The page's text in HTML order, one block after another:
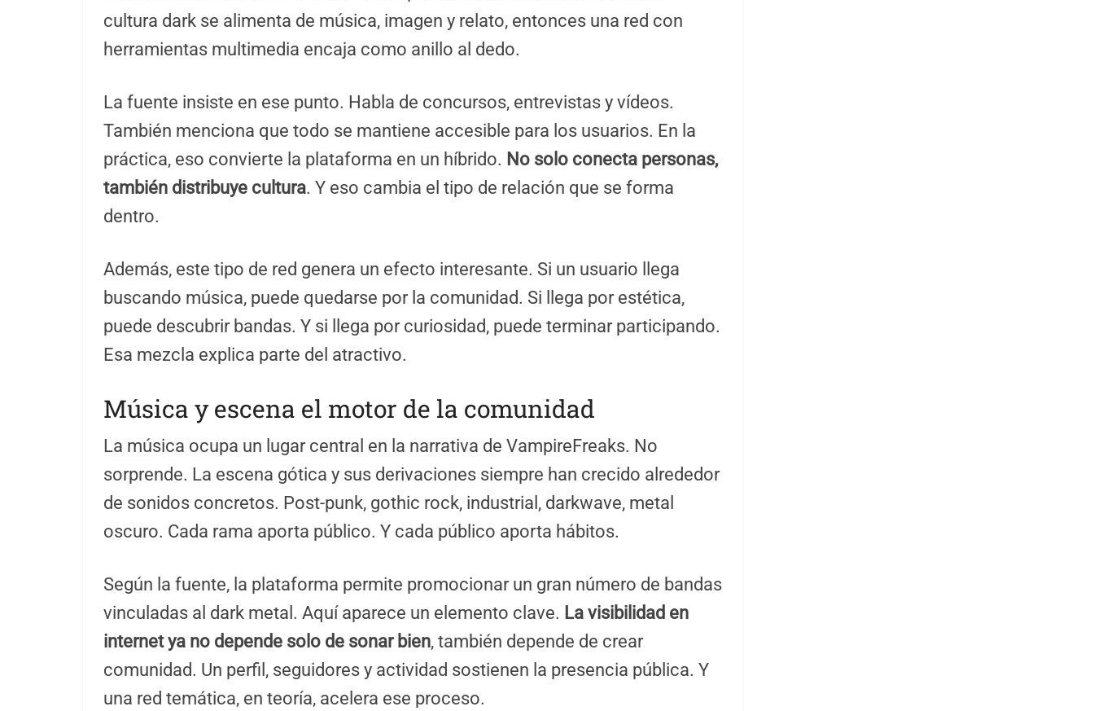
cultura dark se alimenta de música, imagen y relato, entonces una red con
herramientas multimedia encaja como anillo al dedo.
La fuente insiste en ese punto. Habla de concursos, entrevistas y vídeos.
También menciona que todo se mantiene accesible para los usuarios. En la
práctica, eso convierte la plataforma en un híbrido. No solo conecta personas,
también distribuye cultura. Y eso cambia el tipo de relación que se forma
dentro.
Además, este tipo de red genera un efecto interesante. Si un usuario llega
buscando música, puede quedarse por la comunidad. Si llega por estética,
puede descubrir bandas. Y si llega por curiosidad, puede terminar participando.
Esa mezcla explica parte del atractivo.
Música y escena el motor de la comunidad
La música ocupa un lugar central en la narrativa de VampireFreaks. No
sorprende. La escena gótica y sus derivaciones siempre han crecido alrededor
de sonidos concretos. Post-punk, gothic rock, industrial, darkwave, metal
oscuro. Cada rama aporta público. Y cada público aporta hábitos.
Según la fuente, la plataforma permite promocionar un gran número de bandas
vinculadas al dark metal. Aquí aparece un elemento clave. La visibilidad en
internet ya no depende solo de sonar bien, también depende de crear
comunidad. Un perfil, seguidores y actividad sostienen la presencia pública. Y
una red temática, en teoría, acelera ese proceso.